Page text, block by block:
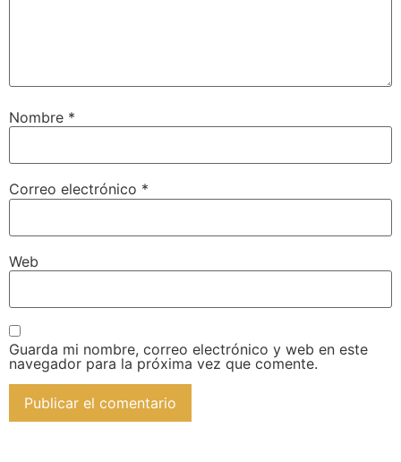
Nombre *
Correo electrónico *
Web
Guarda mi nombre, correo electrónico y web en este
navegador para la próxima vez que comente.